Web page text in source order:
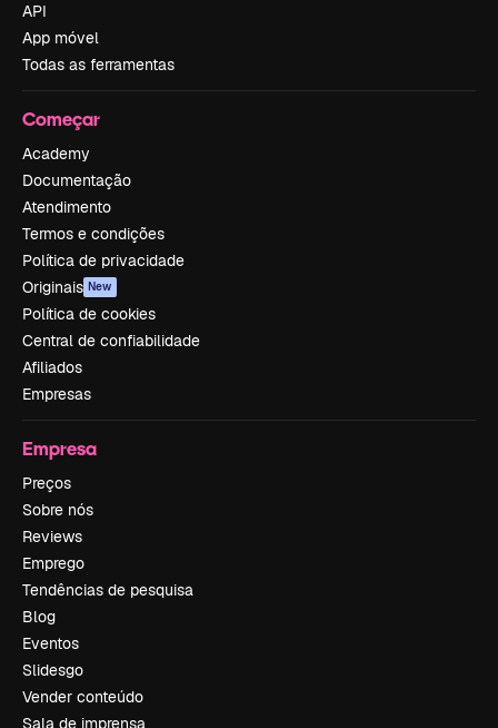
API
App móvel
Todas as ferramentas
Começar
Academy
Documentação
Atendimento
Termos e condições
Política de privacidade
Originais New
Política de cookies
Central de confiabilidade
Afiliados
Empresas
Empresa
Preços
Sobre nós
Reviews
Emprego
Tendências de pesquisa
Blog
Eventos
Slidesgo
Vender conteúdo
Sala de imprensa